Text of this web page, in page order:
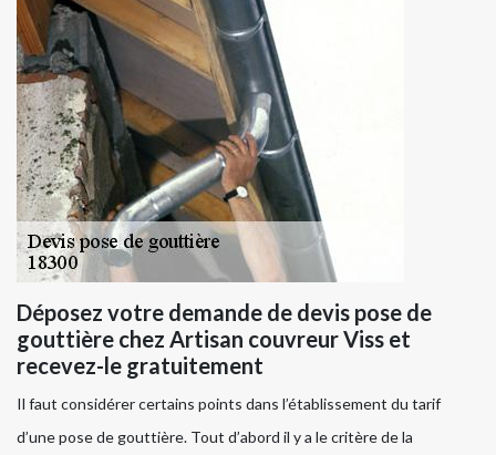
Déposez votre demande de devis pose de
gouttière chez Artisan couvreur Viss et
recevez-le gratuitement
Il faut considérer certains points dans l’établissement du tarif
d’une pose de gouttière. Tout d’abord il y a le critère de la